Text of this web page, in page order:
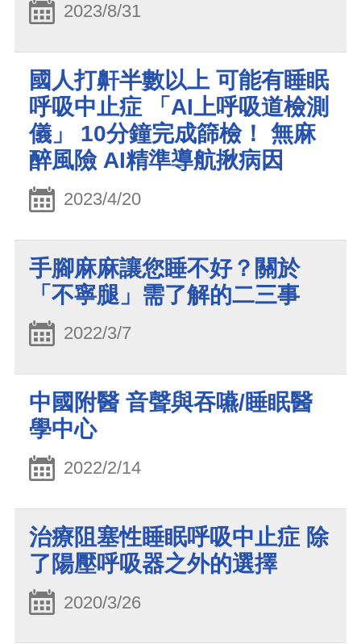
2023/8/31
國人打鼾半數以上 可能有睡眠
呼吸中止症 「AI上呼吸道檢測
儀」 10分鐘完成篩檢！ 無麻
醉風險 AI精準導航揪病因
2023/4/20
手腳麻麻讓您睡不好？關於
「不寧腿」需了解的二三事
2022/3/7
中國附醫 音聲與吞嚥/睡眠醫
學中心
2022/2/14
治療阻塞性睡眠呼吸中止症 除
了陽壓呼吸器之外的選擇
2020/3/26